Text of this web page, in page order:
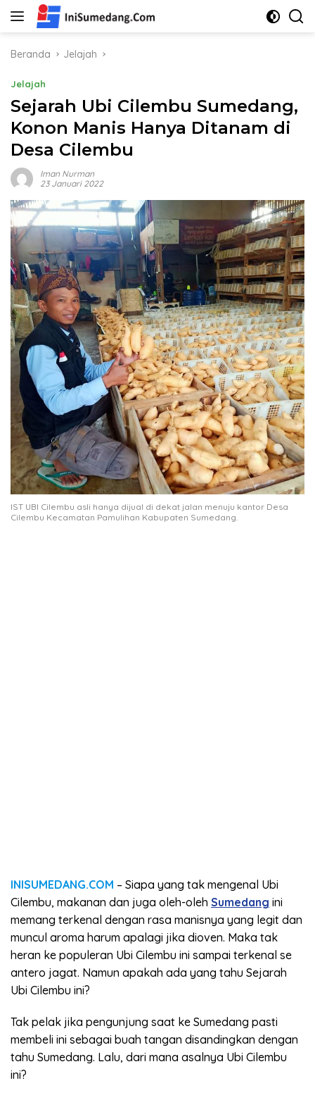
Langsung
Beranda
Jelajah
Jelajah
Sejarah Ubi Cilembu Sumedang,
Konon Manis Hanya Ditanam di
Desa Cilembu
Iman Nurman
23 Januari 2022
IST UBI Cilembu asli hanya dijual di dekat jalan menuju kantor Desa
Cilembu Kecamatan Pamulihan Kabupaten Sumedang.
INISUMEDANG.COM – Siapa yang tak mengenal Ubi
Cilembu, makanan dan juga oleh-oleh Sumedang ini
memang terkenal dengan rasa manisnya yang legit dan
muncul aroma harum apalagi jika dioven. Maka tak
heran ke populeran Ubi Cilembu ini sampai terkenal se
antero jagat. Namun apakah ada yang tahu Sejarah
Ubi Cilembu ini?
Tak pelak jika pengunjung saat ke Sumedang pasti
membeli ini sebagai buah tangan disandingkan dengan
tahu Sumedang. Lalu, dari mana asalnya Ubi Cilembu
ini?